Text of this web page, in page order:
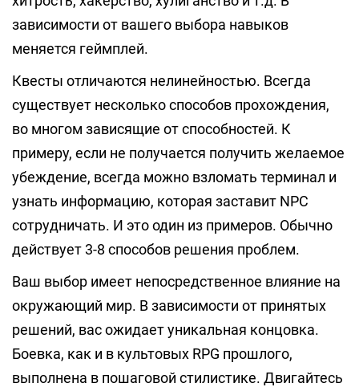
зависимости от вашего выбора навыков
меняется геймплей.
Квесты отличаются нелинейностью. Всегда
существует несколько способов прохождения,
во многом зависящие от способностей. К
примеру, если не получается получить желаемое
убеждение, всегда можно взломать терминал и
узнать информацию, которая заставит NPC
сотрудничать. И это один из примеров. Обычно
действует 3-8 способов решения проблем.
Ваш выбор имеет непосредственное влияние на
окружающий мир. В зависимости от принятых
решений, вас ожидает уникальная концовка.
Боевка, как и в культовых RPG прошлого,
выполнена в пошаговой стилистике. Двигайтесь